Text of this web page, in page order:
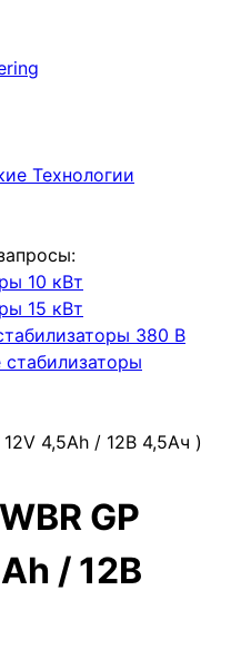
Технологии
10 кВт
15 кВт
380 В
4,5Ah / 12В 4,5Ач )
GP
/ 12В